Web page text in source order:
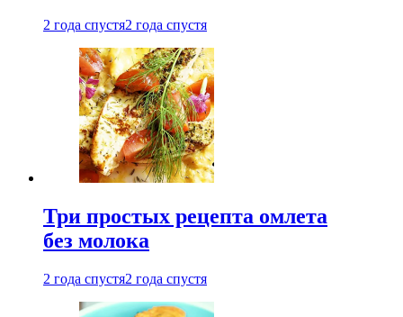
2 года спустя2 года спустя
Три простых рецепта омлета
без молока
2 года спустя2 года спустя